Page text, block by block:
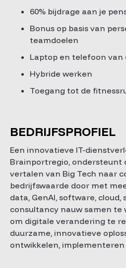
60% bijdrage aan je
Bonus op basis van
teamdoelen
Laptop en telefoon van
Hybride werken
Toegang tot de
BEDRIJFSPROFIEL
Een innovatieve IT-
Brainportregio, ondersteunt
vertalen van Big Tech naar
bedrijfswaarde door met
data, GenAI, software,
consultancy nauw samen
om digitale verandering te
duurzame, innovatieve
ontwikkelen, implementeren